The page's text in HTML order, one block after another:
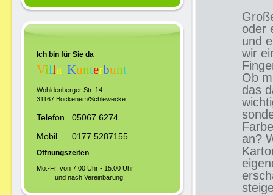
oder
und
wir
Ob
das
an?
Ich bin für Sie da
Villa Kunterbunt
Wohldenberger Str. 14
31167 Bockenem/Schlewecke
Telefon 05067 6274
Mobil 0177 5287155
Öffnungszeiten
Mo.-Fr. von 7.00 Uhr - 15.00 Uhr
und nach Vereinbarung.